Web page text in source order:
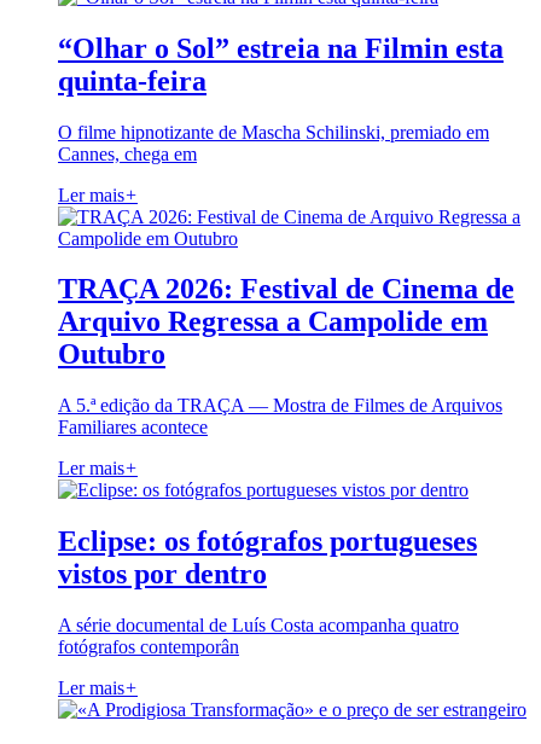
“Olhar o Sol” estreia na Filmin esta
quinta-feira
O filme hipnotizante de Mascha Schilinski, premiado em
Cannes, chega em
Ler mais+
TRAÇA 2026: Festival de Cinema de
Arquivo Regressa a Campolide em
Outubro
A 5.ª edição da TRAÇA — Mostra de Filmes de Arquivos
Familiares acontece
Ler mais+
Eclipse: os fotógrafos portugueses
vistos por dentro
A série documental de Luís Costa acompanha quatro
fotógrafos contemporân
Ler mais+